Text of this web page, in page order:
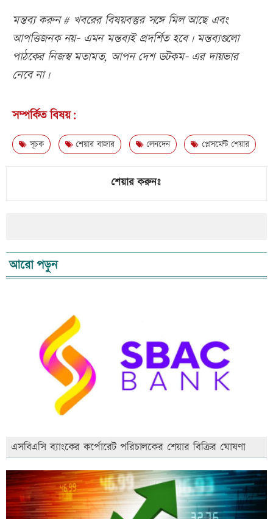
মন্তব্য করুন # খবরের বিষয়বস্তুর সঙ্গে মিল আছে এবং
আপত্তিজনক নয়- এমন মন্তব্যই প্রদর্শিত হবে। মন্তব্যগুলো
পাঠকের নিজস্ব মতামত, আপন দেশ ডটকম- এর দায়ভার
নেবে না।
সম্পর্কিত বিষয়:
সূচক শেয়ার বাজার লেনদেন প্লেসমেন্ট শেয়ার
শেয়ার করুনঃ
আরো পড়ুন
এসবিএসি ব্যাংকের কর্পোরেট পরিচালকের শেয়ার বিক্রির ঘোষণা